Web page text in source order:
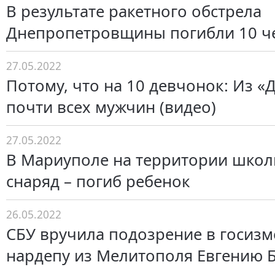
В результате ракетного обстрела
Днепропетровщины погибли 10
27.05.2022
Потому, что на 10 девчонок: Из
почти всех мужчин (видео)
27.05.2022
В Мариуполе на территории
снаряд – погиб ребенок
26.05.2022
СБУ вручила подозрение в
нардепу из Мелитополя Евгению